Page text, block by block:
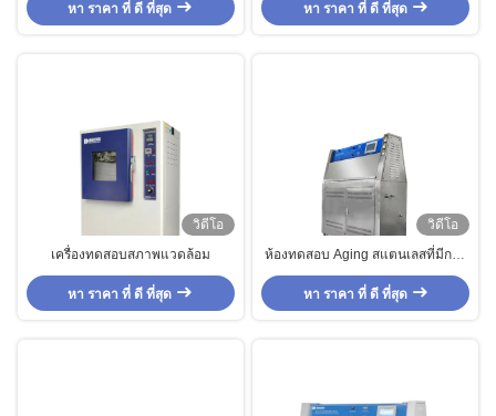
หา ราคา ที่ ดี ที่สุด
หา ราคา ที่ ดี ที่สุด
วิดีโอ
เครื่องทดสอบสภาพแวดล้อม
หา ราคา ที่ ดี ที่สุด
วิดีโอ
ห้องทดสอบ Aging สแตนเลสที่มีการ
ควบคุมความชื้นอุณหภูมิสมดุล
หา ราคา ที่ ดี ที่สุด